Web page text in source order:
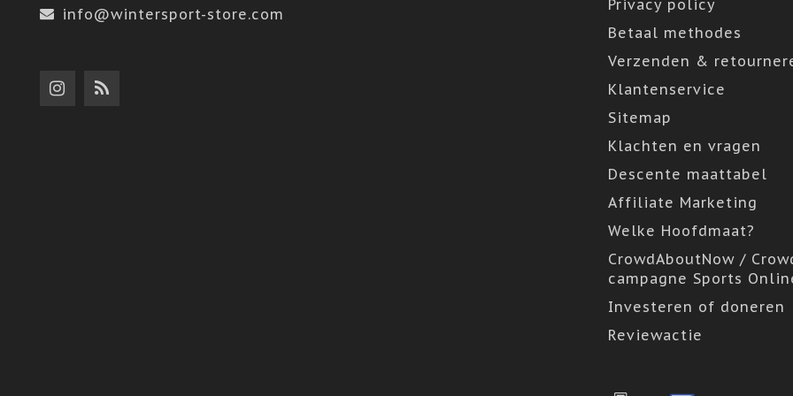
info@wintersport-store.com
Privacy policy
Betaal methodes
Verzenden &
Klantenservice
Sitemap
Klachten en vragen
Descente maattabel
Affiliate Marketing
Welke Hoofdmaat?
CrowdAboutNow /
campagne Sports
Investeren of doneren
Reviewactie